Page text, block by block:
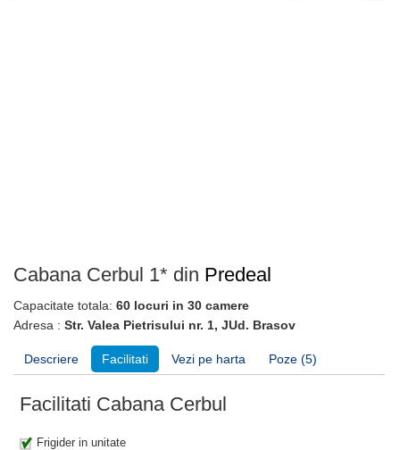
Cabana Cerbul 1* din Predeal
Capacitate totala: 60 locuri in 30 camere
Adresa : Str. Valea Pietrisului nr. 1, JUd. Brasov
Descriere Facilitati Vezi pe harta Poze (5)
Facilitati Cabana Cerbul
Frigider in unitate